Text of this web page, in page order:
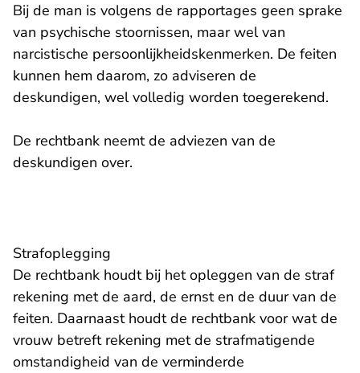
Bij de man is volgens de rapportages geen sprake
van psychische stoornissen, maar wel van
narcistische persoonlijkheidskenmerken. De feiten
kunnen hem daarom, zo adviseren de
deskundigen, wel volledig worden toegerekend.
De rechtbank neemt de adviezen van de
deskundigen over.
​Strafoplegging
De rechtbank houdt bij het opleggen van de straf
rekening met de aard, de ernst en de duur van de
feiten. Daarnaast houdt de rechtbank voor wat de
vrouw betreft rekening met de strafmatigende
omstandigheid van de verminderde